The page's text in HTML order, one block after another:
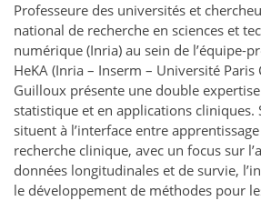
Professeure des universités et
national de recherche en sciences et
numérique (Inria) au sein de l’équipe-
HeKA (Inria – Inserm – Université Paris
Guilloux présente une double
statistique et en applications cliniques.
situent à l’interface entre
recherche clinique, avec un focus sur
données longitudinales et de survie,
le développement de méthodes pour